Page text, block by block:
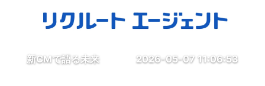
新CMで語る未来 2026-05-07 11:06:53